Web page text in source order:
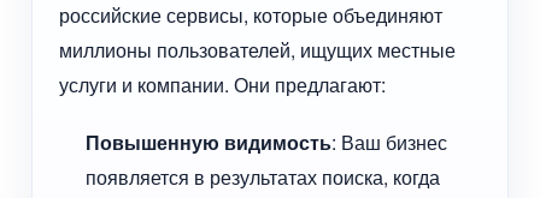
российские сервисы, которые объединяют
миллионы пользователей, ищущих местные
услуги и компании. Они предлагают:
Повышенную видимость: Ваш бизнес
появляется в результатах поиска, когда